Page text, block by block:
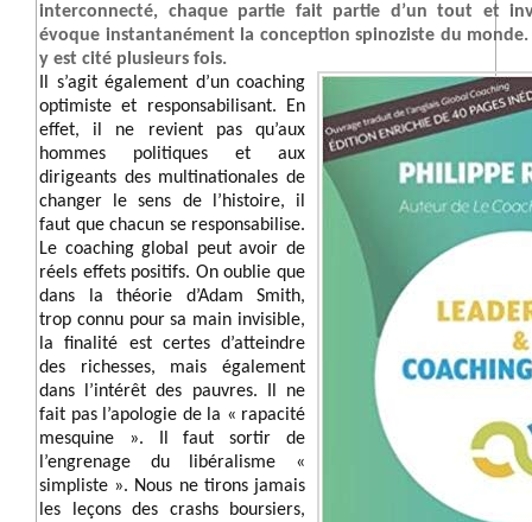
interconnecté, chaque partie fait partie d’un tout et
évoque instantanément la conception spinoziste du monde.
y est cité plusieurs fois.
Il s’agit également d’un coaching
optimiste et responsabilisant. En
effet, il ne revient pas qu’aux
hommes politiques et aux
dirigeants des multinationales de
changer le sens de l’histoire, il
faut que chacun se responsabilise.
Le coaching global peut avoir de
réels effets positifs. On oublie que
dans la théorie d’Adam Smith,
trop connu pour sa main invisible,
la finalité est certes d’atteindre
des richesses, mais également
dans l’intérêt des pauvres. Il ne
fait pas l’apologie de la « rapacité
mesquine ». Il faut sortir de
l’engrenage du libéralisme «
simpliste ». Nous ne tirons jamais
les leçons des crashs boursiers,